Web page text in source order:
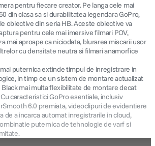
pentru fiecare creator. Pe langa cele mai
din clasa sa si durabilitatea legendara GoPro,
obiective din seria HB. Aceste obiective va
pentru cele mai imersive filmari POV,
mai aproape ca niciodata, blurarea miscarii usor
cu densitate neutra si filmari anamorfice
puternica extinde timpul de inregistrare in
in timp ce un sistem de montare actualizat
mai multa flexibilitate de montare decat
caracteristici GoPro esentiale, inclusiv
6.0 premiata, videoclipuri de evidentiere
de a incarca automat inregistrarile in cloud,
puternica de tehnologie de varf si